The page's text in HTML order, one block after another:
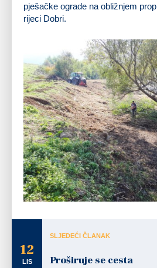
pješačke ograde na obližnjem
rijeci Dobri.
12
LIS
SLJEDEĆI ČLANAK
Proširuje se cesta